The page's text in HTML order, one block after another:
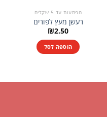
הפתעות עד 5 שקלים
רעשן מעץ לפורים
₪2.50
הוספה לסל